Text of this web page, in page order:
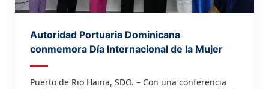
Autoridad Portuaria Dominicana
conmemora Día Internacional de la Mujer
Puerto de Rio Haina, SDO. – Con una conferencia